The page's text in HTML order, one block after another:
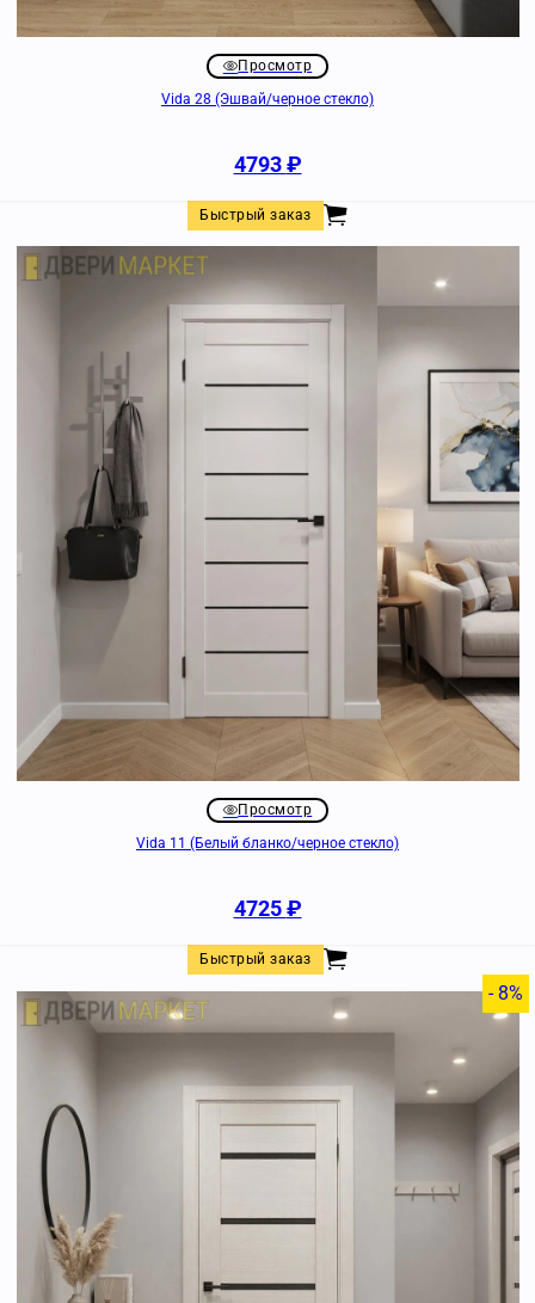
Просмотр
Vida 28 (Эшвай/черное стекло)
4793₽
Быстрый заказ
Просмотр
Vida 11 (Белый бланко/черное стекло)
4725₽
Быстрый заказ
- 8%